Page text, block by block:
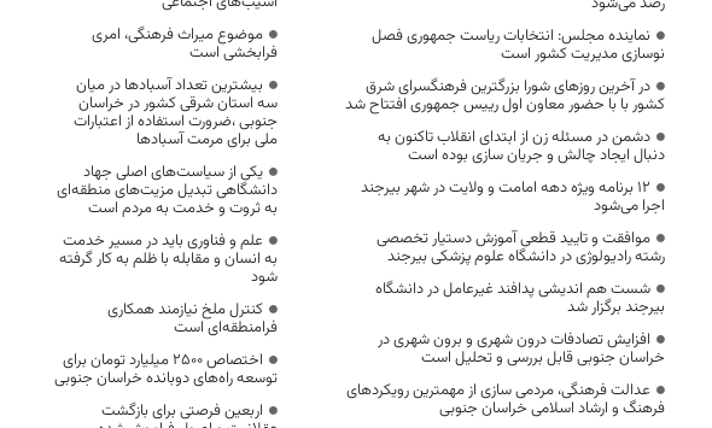
نماینده مجلس: انتخابات ریاست جمهوری فصل
نوسازی مدیریت کشور است
در آخرین روزهای شورا بزرگترین فرهنگسرای شرق
کشور با با حضور معاون اول رییس جمهوری افتتاح شد
دشمن در مسئله زن از ابتدای انقلاب تاکنون به
دنبال ایجاد چالش و جریان سازی بوده است
۱۲ برنامه ویژه دهه امامت و ولایت در شهر بیرجند
اجرا می‌شود
موافقت و تایید قطعی آموزش دستیار تخصصی
رشته رادیولوژی در دانشگاه علوم پزشکی بیرجند
شست هم اندیشی پدافند غیرعامل در دانشگاه
بیرجند برگزار شد
افزایش تصادفات درون شهری و برون شهری در
خراسان جنوبی قابل بررسی و تحلیل است
عدالت فرهنگی، مردمی سازی از مهمترین رویکردهای
فرهنگ و ارشاد اسلامی خراسان جنوبی
موضوع میراث فرهنگی، امری
فرابخشی است
بیشترین تعداد آسبادها در میان
سه استان شرقی کشور در خراسان
جنوبی ،ضرورت استفاده از اعتبارات
ملی برای مرمت آسبادها
یکی از سیاست‌های اصلی جهاد
دانشگاهی تبدیل مزیت‌های منطقه‌ای
به ثروت و خدمت به مردم است
علم و فناوری باید در مسیر خدمت
به انسان و مقابله با ظلم به کار گرفته
شود
کنترل ملخ نیازمند همکاری
فرامنطقه‌ای است
اختصاص 2500 میلیارد تومان برای
توسعه راه‌های دوبانده خراسان جنوبی
اربعین فرصتی برای بازگشت